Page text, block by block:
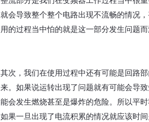
就会导致整个整个电路出现不流畅的情况
用的过程当中怕的就是这一部分发生问题
其次，我们在使用过程中还有可能是回路
来。如果说运转出现了问题就有可能会导
能会发生燃烧甚至是爆炸的危险。所以平
如果一旦出现了电流积累的情况就应该时